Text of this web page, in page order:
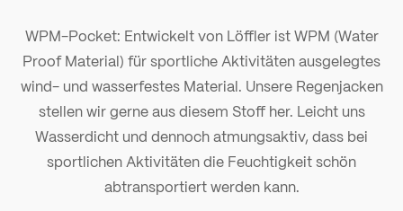
WPM-Pocket: Entwickelt von Löffler ist WPM (Water
Proof Material) für sportliche Aktivitäten ausgelegtes
wind- und wasserfestes Material. Unsere Regenjacken
stellen wir gerne aus diesem Stoff her. Leicht uns
Wasserdicht und dennoch atmungsaktiv, dass bei
sportlichen Aktivitäten die Feuchtigkeit schön
abtransportiert werden kann.